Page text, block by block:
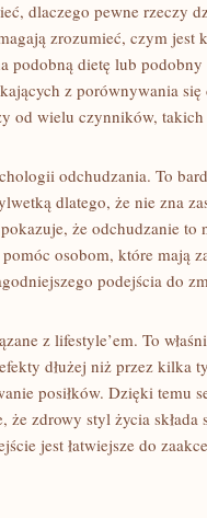
dlaczego pewne rzeczy
zrozumieć, czym jest
podobną dietę lub
z porównywania
od wielu czynników,
odchudzania. To
dlatego, że nie zna
że odchudzanie to
osobom, które mają
podejścia do
z lifestyle’em. To
dłużej niż przez kilka
posiłków. Dzięki temu
że zdrowy styl życia
jest łatwiejsze do